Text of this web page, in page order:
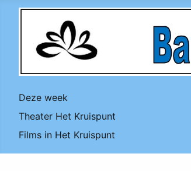
Deze week
Theater Het Kruispunt
Films in Het Kruispunt